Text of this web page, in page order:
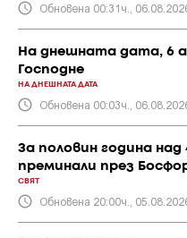
Обновена 00:31ч.,
На днешната дата, 6
Господне
НА ДНЕШНАТА ДАТА
Обновена 00:03ч.,
За половин година над
преминали през
СВЯТ
Обновена 20:00ч.,